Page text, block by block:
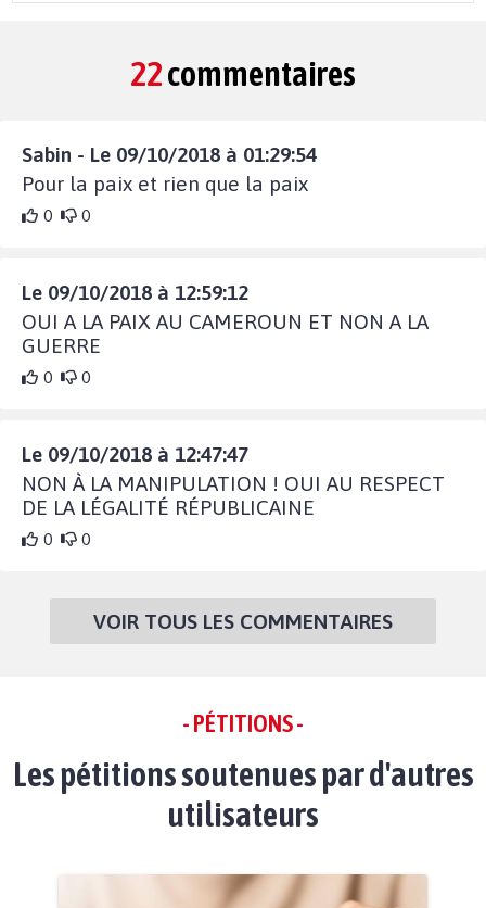
22commentaires
Sabin - Le 09/10/2018 à 01:29:54
Pour la paix et rien que la paix
0 0
Le 09/10/2018 à 12:59:12
OUI A LA PAIX AU CAMEROUN ET NON A LA
GUERRE
0 0
Le 09/10/2018 à 12:47:47
NON À LA MANIPULATION ! OUI AU RESPECT
DE LA LÉGALITÉ RÉPUBLICAINE
0 0
VOIR TOUS LES COMMENTAIRES
- PÉTITIONS -
Les pétitions soutenues par d'autres
utilisateurs